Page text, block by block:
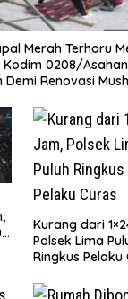
Satgas
Kodim
Samsul
Miliki
Merah Terharu
Kodim 0208/Asahan
Renovasi
Kurang dari
Polsek Lima
Ringkus Pelaku